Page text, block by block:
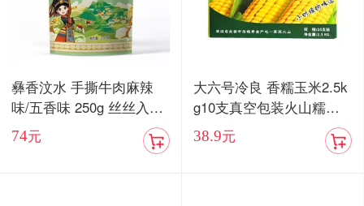
彝香汶水 手撕牛肉麻辣
味/五香味 250g 丝丝入味
入口化渣
74元
大六号冷良 香糯玉米2.5k
g10支真空包装火山糯玉
米
38.9元